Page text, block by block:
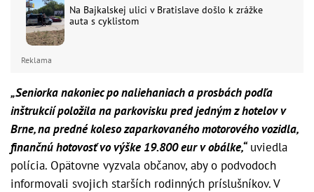
Na Bajkalskej ulici v Bratislave došlo k zrážke
auta s cyklistom
Reklama
„Seniorka nakoniec po naliehaniach a prosbách podľa
inštrukcií položila na parkovisku pred jedným z hotelov v
Brne, na predné koleso zaparkovaného motorového vozidla,
finančnú hotovosť vo výške 19.800 eur v obálke,“uviedla
polícia. Opätovne vyzvala občanov, aby o podvodoch
informovali svojich starších rodinných príslušníkov. V